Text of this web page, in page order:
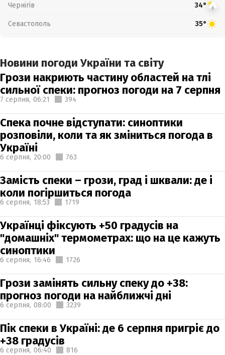
Чернігів 34°
Севастополь 35°
Новини погоди України та світу
Грози накриють частину областей на тлі
сильної спеки: прогноз погоди на 7 серпня
7 серпня, 06:21 394
Спека почне відступати: синоптики
розповіли, коли та як зміниться погода в
Україні
6 серпня, 20:00 763
Замість спеки – грози, град і шквали: де і
коли погіршиться погода
6 серпня, 18:53 1719
Українці фіксують +50 градусів на
"домашніх" термометрах: що на це кажуть
синоптики
6 серпня, 16:46 1726
Грози замінять сильну спеку до +38:
прогноз погоди на найближчі дні
6 серпня, 08:00 3239
Пік спеки в Україні: де 6 серпня пригріє до
+38 градусів
6 серпня, 06:40 816